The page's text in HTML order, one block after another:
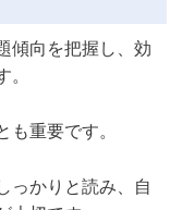
傾向を把握し、効
。
も重要です。
っかりと読み、自